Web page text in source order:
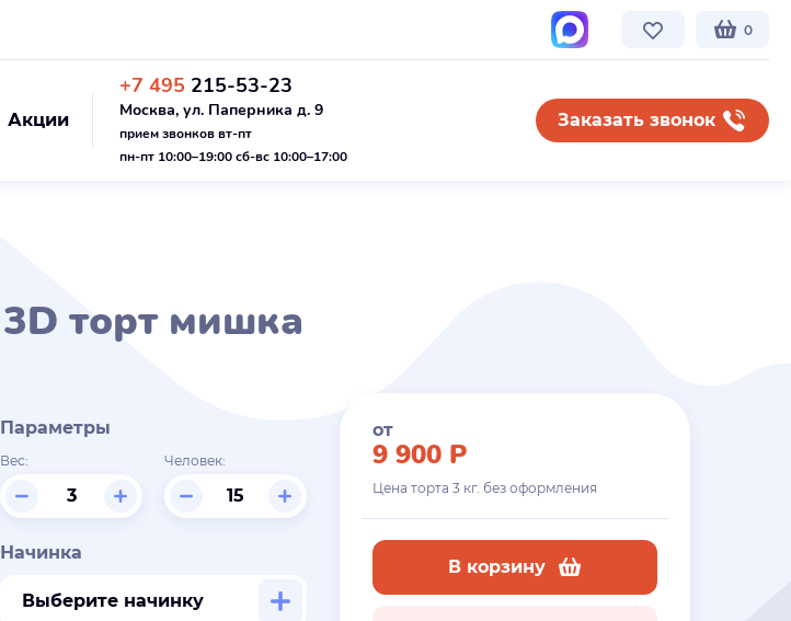
0
Акции
+7 495 215-53-23
Москва, ул. Паперника д. 9
прием звонков вт-пт
пн-пт 10:00–19:00 сб-вс 10:00–17:00
Заказать звонок
3D торт мишка
Параметры
Вес: Человек:
Начинка
Выберите начинку
от
9 900 Р
Цена торта 3 кг. без оформления
В корзину